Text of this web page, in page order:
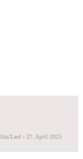
- 27. April 2025